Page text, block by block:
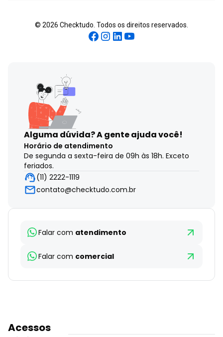
© 2026 Checktudo. Todos os direitos reservados.
Alguma dúvida?A gente ajuda você!
Horário de atendimento
De segunda a sexta-feira de 09h às 18h. Exceto
feriados.
(11) 2222-1119
contato@checktudo.com.br
Falar com atendimento
Falar com comercial
Acessos